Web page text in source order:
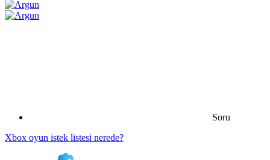
Soru
Xbox oyun istek listesi nerede?